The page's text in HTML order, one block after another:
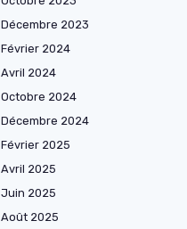
Décembre 2023
Février 2024
Avril 2024
Octobre 2024
Décembre 2024
Février 2025
Avril 2025
Juin 2025
Août 2025